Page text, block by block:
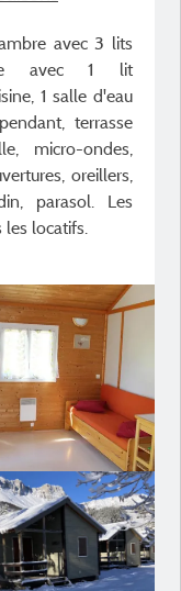
avec 3 lits
avec 1 lit
1 salle d'eau
terrasse
micro-ondes,
oreillers,
parasol. Les
les locatifs.